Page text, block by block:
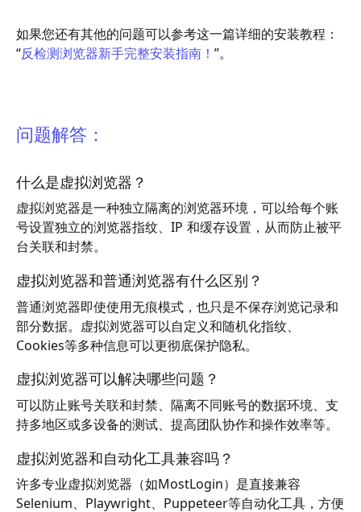
如果您还有其他的问题可以参考这一篇详细的安装教程：
“反检测浏览器新手完整安装指南！ ”。
问题解答：
什么是虚拟浏览器？
虚拟浏览器是一种独立隔离的浏览器环境，可以给每个账
号设置独立的浏览器指纹、IP 和缓存设置，从而防止被平
台关联和封禁。
虚拟浏览器和普通浏览器有什么区别？
普通浏览器即使使用无痕模式，也只是不保存浏览记录和
部分数据。虚拟浏览器可以自定义和随机化指纹、
Cookies等多种信息可以更彻底保护隐私。
虚拟浏览器可以解决哪些问题？
可以防止账号关联和封禁、隔离不同账号的数据环境、支
持多地区或多设备的测试、提高团队协作和操作效率等。
虚拟浏览器和自动化工具兼容吗？
许多专业虚拟浏览器（如MostLogin）是直接兼容
Selenium、Playwright、Puppeteer等自动化工具，方便